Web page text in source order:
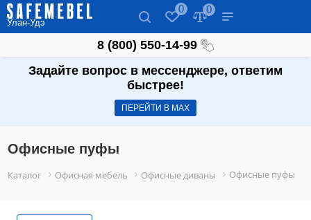
Улан-Удэ
0 0
8 (800) 550-14-99
Задайте вопрос в мессенджере, ответим
быстрее!
ПЕРЕЙТИ В МАХ
Офисные пуфы
Каталог Офисная мебель Офисные диваны Офисные пуфы